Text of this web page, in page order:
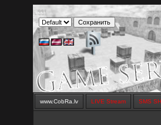
www.CobRa.lv LIVE Stream SMS